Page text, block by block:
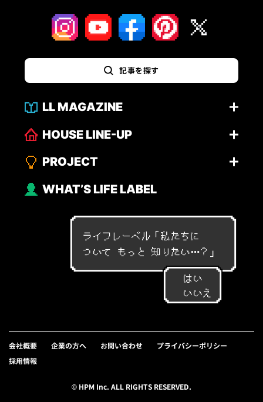
記事を探す
LL MAGAZINE
HOUSE LINE-UP
PROJECT
WHAT’S LIFE LABEL
ライフレーベル「私 たちに
つ いて も っ と 知 り た い…？ 」
はい
いいえ
会社概要 企業の方へ お問い合わせ
プライバシーポリシー
採用情報
© HPM Inc. ALL RIGHTS RESERVED.